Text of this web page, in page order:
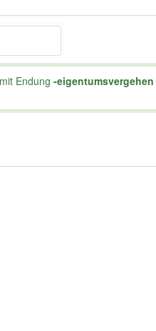
Endung-eigentumsvergehen